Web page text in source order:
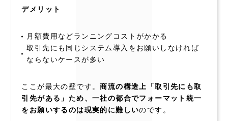
デメリット
月額費用などランニングコストがかかる
取引先にも同じシステム導入をお願いしなければ
ならないケースが多い
ここが最大の壁です。商流の構造上「取引先にも取
引先がある」ため、一社の都合でフォーマット統一
をお願いするのは現実的に難しいのです。